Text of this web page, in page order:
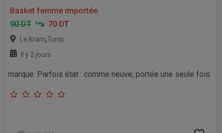
Basket femme importée
90 DT
70 DT
Le Kram,Tunis
Il y 2 jours
marque: Parfois état : comme neuve, portée une seule fois